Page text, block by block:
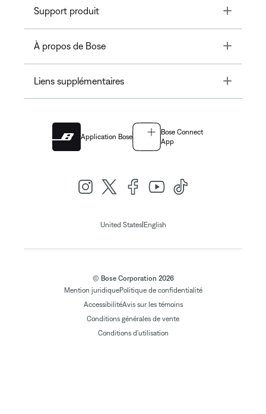
Support produit Toggle
À propos de Bose Toggle
Liens supplémentaires Toggle
Application Bose
Bose Connect
App
United States| English
© Bose Corporation 2026
Mention juridiquePolitique de confidentialité
AccessibilitéAvis sur les témoins
Conditions générales de vente
Conditions d'utilisation